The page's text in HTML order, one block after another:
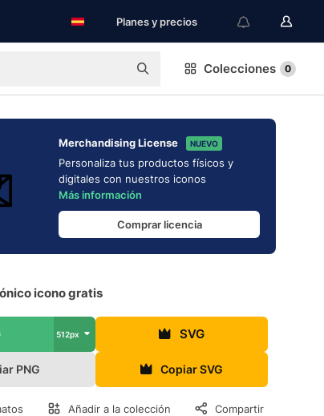
Planes y precios
Colecciones 0
Merchandising License NUEVO
Personaliza tus productos físicos y
digitales con nuestros iconos
Más información
Comprar licencia
icono gratis
512px SVG
PNG Copiar SVG
Añadir a la colección Compartir